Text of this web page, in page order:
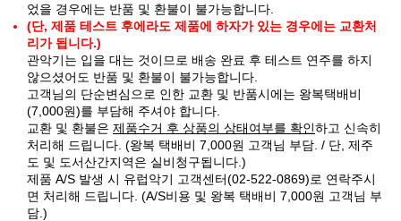
었을 경우에는 반품 및 환불이 불가능합니다.
(단, 제품 테스트 후에라도 제품에 하자가 있는 경우에는 교환처
리가 됩니다.)
관악기는 입을 대는 것이므로 배송 완료 후 테스트 연주를 하지
않으셨어도 반품 및 환불이 불가능합니다.
고객님의 단순변심으로 인한 교환 및 반품시에는 왕복택배비
(7,000원)를 부담해 주셔야 합니다.
교환 및 환불은 제품수거 후 상품의 상태여부를 확인하고 신속히
처리해 드립니다. (왕복 택배비 7,000원 고객님 부담. / 단, 제주
도 및 도서산간지역은 실비청구됩니다.)
제품 A/S 발생 시 유럽악기 고객센터(02-522-0869)로 연락주시
면 처리해 드립니다. (A/S비용 및 왕복 택배비 7,000원 고객님 부
담.)